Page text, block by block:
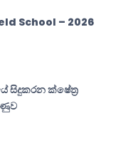
School – 2026
සිදුකරන ක්ෂේත්‍ර